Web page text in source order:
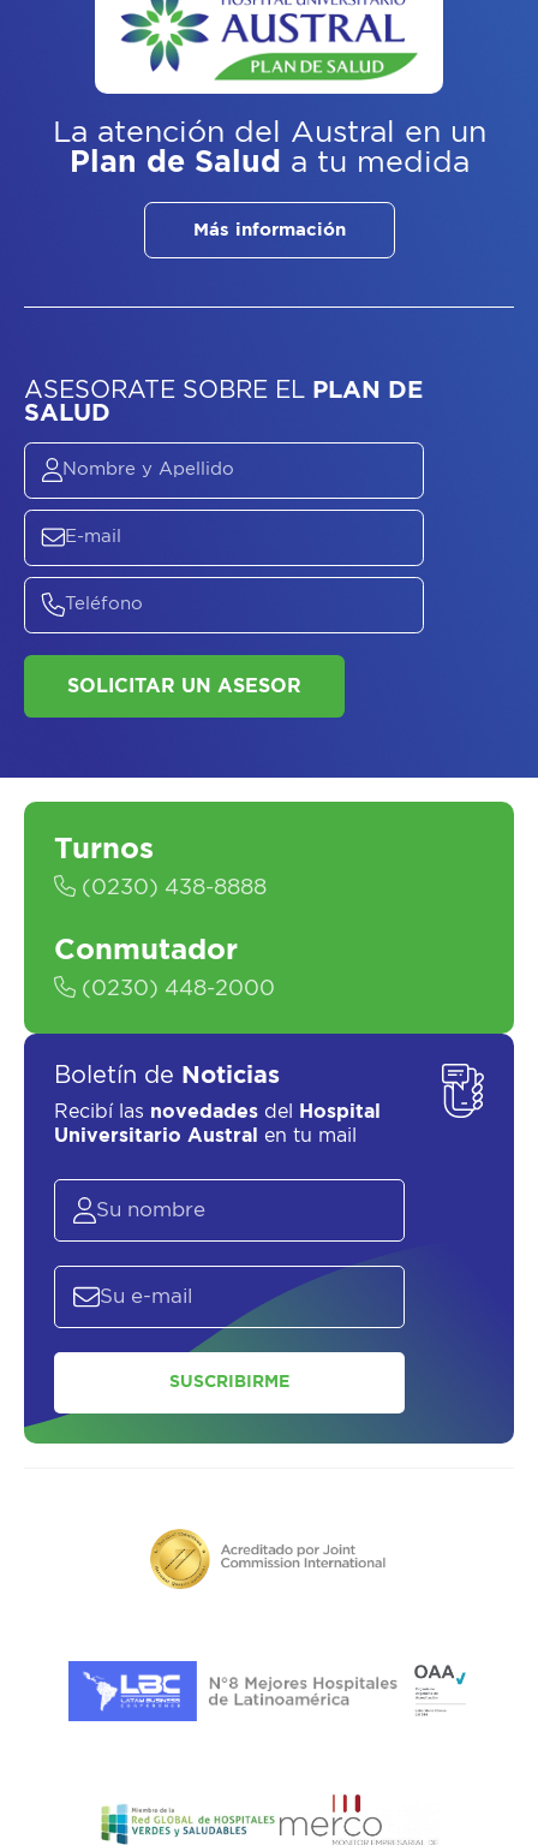
La atención del Austral
en un
Plan de Salud a tu medida
Más información
ASESORATE SOBRE
PLAN DE
SALUD
Turnos
(0230) 438-8888
Conmutador
(0230) 448-2000
Boletín de Noticias
Recibí las novedades del
Hospital
Universitario Austral
en tu mail
SUSCRIBIRME